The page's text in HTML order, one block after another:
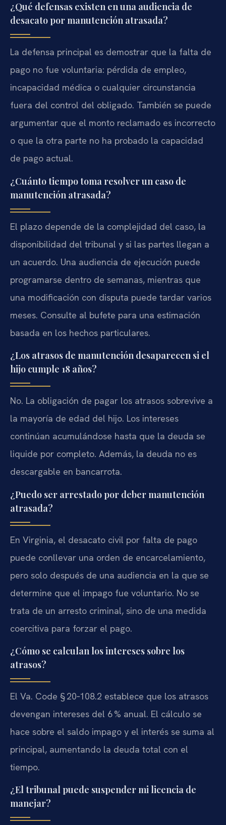
¿Qué defensas existen en una audiencia de
desacato por manutención atrasada?
La defensa principal es demostrar que la falta de
pago no fue voluntaria: pérdida de empleo,
incapacidad médica o cualquier circunstancia
fuera del control del obligado. También se puede
argumentar que el monto reclamado es incorrecto
o que la otra parte no ha probado la capacidad
de pago actual.
¿Cuánto tiempo toma resolver un caso de
manutención atrasada?
El plazo depende de la complejidad del caso, la
disponibilidad del tribunal y si las partes llegan a
un acuerdo. Una audiencia de ejecución puede
programarse dentro de semanas, mientras que
una modificación con disputa puede tardar varios
meses. Consulte al bufete para una estimación
basada en los hechos particulares.
¿Los atrasos de manutención desaparecen si el
hijo cumple 18 años?
No. La obligación de pagar los atrasos sobrevive a
la mayoría de edad del hijo. Los intereses
continúan acumulándose hasta que la deuda se
liquide por completo. Además, la deuda no es
descargable en bancarrota.
¿Puedo ser arrestado por deber manutención
atrasada?
En Virginia, el desacato civil por falta de pago
puede conllevar una orden de encarcelamiento,
pero solo después de una audiencia en la que se
determine que el impago fue voluntario. No se
trata de un arresto criminal, sino de una medida
coercitiva para forzar el pago.
¿Cómo se calculan los intereses sobre los
atrasos?
El Va. Code § 20‑108.2 establece que los atrasos
devengan intereses del 6 % anual. El cálculo se
hace sobre el saldo impago y el interés se suma al
principal, aumentando la deuda total con el
tiempo.
¿El tribunal puede suspender mi licencia de
manejar?